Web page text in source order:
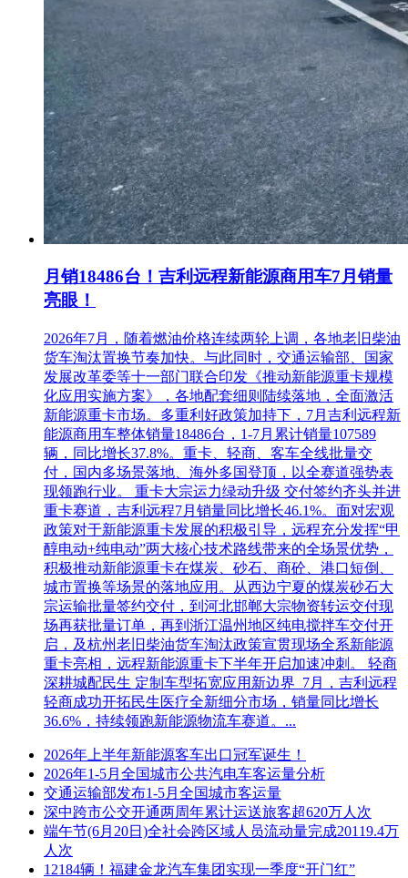
月销18486台！吉利远程新能源商用车7月销量
亮眼！
2026年7月，随着燃油价格连续两轮上调，各地老旧柴油
货车淘汰置换节奏加快。与此同时，交通运输部、国家
发展改革委等十一部门联合印发《推动新能源重卡规模
化应用实施方案》，各地配套细则陆续落地，全面激活
新能源重卡市场。多重利好政策加持下，7月吉利远程新
能源商用车整体销量18486台，1-7月累计销量107589
辆，同比增长37.8%。重卡、轻商、客车全线批量交
付，国内多场景落地、海外多国登顶，以全赛道强势表
现领跑行业。 重卡大宗运力绿动升级 交付签约齐头并进
重卡赛道，吉利远程7月销量同比增长46.1%。面对宏观
政策对于新能源重卡发展的积极引导，远程充分发挥“甲
醇电动+纯电动”两大核心技术路线带来的全场景优势，
积极推动新能源重卡在煤炭、砂石、商砼、港口短倒、
城市置换等场景的落地应用。从西边宁夏的煤炭砂石大
宗运输批量签约交付，到河北邯郸大宗物资转运交付现
场再获批量订单，再到浙江温州地区纯电搅拌车交付开
启，及杭州老旧柴油货车淘汰政策宣贯现场全系新能源
重卡亮相，远程新能源重卡下半年开启加速冲刺。 轻商
深耕城配民生 定制车型拓宽应用新边界 7月，吉利远程
轻商成功开拓民生医疗全新细分市场，销量同比增长
36.6%，持续领跑新能源物流车赛道。...
2026年上半年新能源客车出口冠军诞生！
2026年1-5月全国城市公共汽电车客运量分析
交通运输部发布1-5月全国城市客运量
深中跨市公交开通两周年累计运送旅客超620万人次
端午节(6月20日)全社会跨区域人员流动量完成20119.4万
人次
12184辆！福建金龙汽车集团实现一季度“开门红”